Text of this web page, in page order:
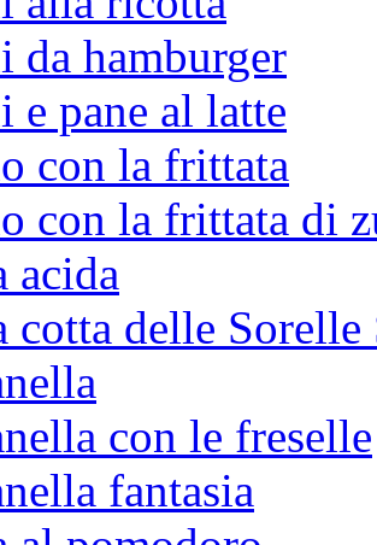
da hamburger
e pane al latte
con la frittata
con la frittata di
acida
cotta delle
con le freselle
fantasia